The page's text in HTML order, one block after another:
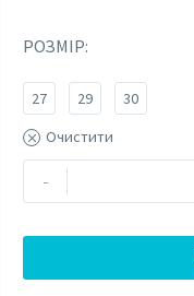
2,000 ₴.
1,600 ₴.
РОЗМІР
27 29
30
Очистити
-
Кюлоти
джинсові
кількість